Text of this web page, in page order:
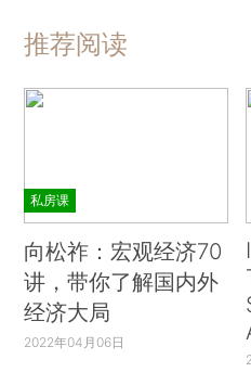
推荐阅读
私房课
向松祚：宏观经济70
讲，带你了解国内外
经济大局
2022年04月06日